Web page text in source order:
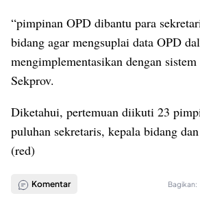
“pimpinan OPD dibantu para
bidang agar mengsuplai data OPD
mengimplementasikan dengan sistem
Sekprov.
Diketahui, pertemuan diikuti 23
puluhan sekretaris, kepala bidang
(red)
Komentar Bagikan: